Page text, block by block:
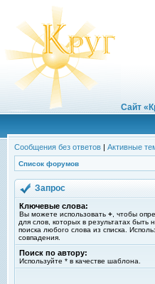
Сайт
Сообщения без ответов | Активные
Список форумов
Запрос
Ключевые слова:
Вы можете использовать + , чтобы
для слов, которых в результатах
поиска любого слова из списка.
совпадения.
Поиск по автору:
Используйте * в качестве шаблона.